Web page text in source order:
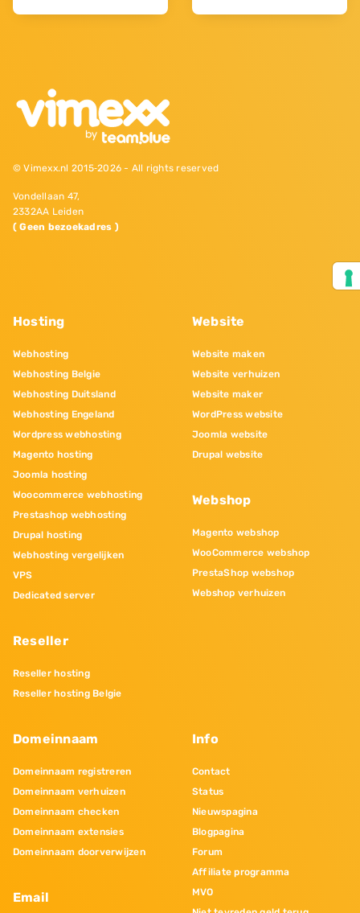
© Vimexx.nl 2015‐2026 - All rights reserved
Vondellaan 47,
2332AA Leiden
( Geen bezoekadres )
Hosting
Webhosting
Webhosting Belgie
Webhosting Duitsland
Webhosting Engeland
Wordpress webhosting
Magento hosting
Joomla hosting
Woocommerce webhosting
Prestashop webhosting
Drupal hosting
Webhosting vergelijken
VPS
Dedicated server
Reseller
Reseller hosting
Reseller hosting Belgie
Website
Website maken
Website verhuizen
Website maker
WordPress website
Joomla website
Drupal website
Webshop
Magento webshop
WooCommerce webshop
PrestaShop webshop
Webshop verhuizen
Domeinnaam
Domeinnaam registreren
Domeinnaam verhuizen
Domeinnaam checken
Domeinnaam extensies
Domeinnaam doorverwijzen
Email
Info
Contact
Status
Nieuwspagina
Blogpagina
Forum
Affiliate programma
MVO